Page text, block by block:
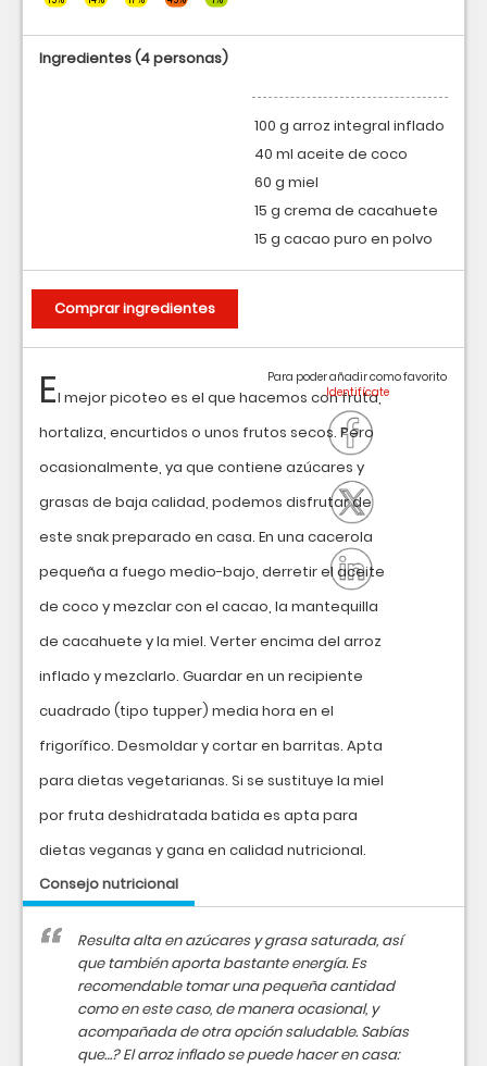
El mejor picoteo es el que hacemos con fruta,
hortaliza, encurtidos o unos frutos secos. Pero
ocasionalmente, ya que contiene azúcares y
grasas de baja calidad, podemos disfrutar de
este snak preparado en casa. En una cacerola
pequeña a fuego medio-bajo, derretir el aceite
de coco y mezclar con el cacao, la mantequilla
de cacahuete y la miel. Verter encima del arroz
inflado y mezclarlo. Guardar en un recipiente
cuadrado (tipo tupper) media hora en el
frigorífico. Desmoldar y cortar en barritas. Apta
para dietas vegetarianas. Si se sustituye la miel
por fruta deshidratada batida es apta para
dietas veganas y gana en calidad nutricional.
Consejo nutricional
Resulta alta en azúcares y grasa saturada, así
que también aporta bastante energía. Es
recomendable tomar una pequeña cantidad
como en este caso, de manera ocasional, y
acompañada de otra opción saludable. Sabías
que…? El arroz inflado se puede hacer en casa:
Para poder añadir como favorito
Ingredientes(4 personas)
100 g arroz integral inflado
40 ml aceite de coco
60 g miel
15 g crema de cacahuete
15 g cacao puro en polvo
Comprar ingredientes